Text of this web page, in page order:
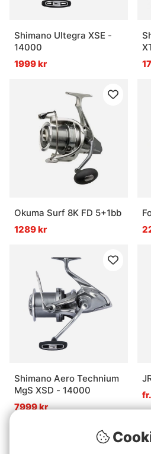
Shimano Ultegra XSE -
14000
1999 kr
Okuma Surf 8K FD 5+1bb
1289 kr
Shimano Aero Technium
MgS XSD - 14000
7999 kr